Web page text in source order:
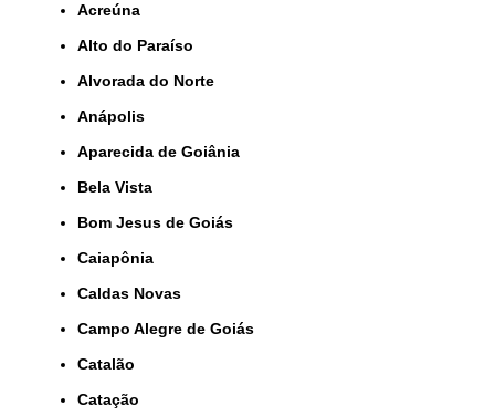
Acreúna
Alto do Paraíso
Alvorada do Norte
Anápolis
Aparecida de Goiânia
Bela Vista
Bom Jesus de Goiás
Caiapônia
Caldas Novas
Campo Alegre de Goiás
Catalão
Catação